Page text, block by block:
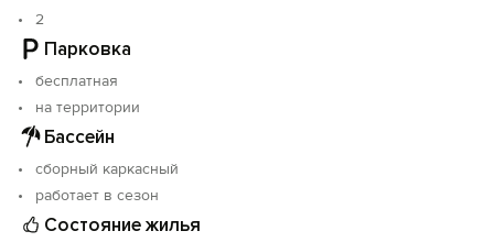
2
Парковка
бесплатная
на территории
Бассейн
сборный каркасный
работает в сезон
Состояние жилья